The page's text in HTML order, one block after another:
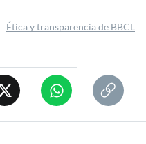
Ética y transparencia de BBCL